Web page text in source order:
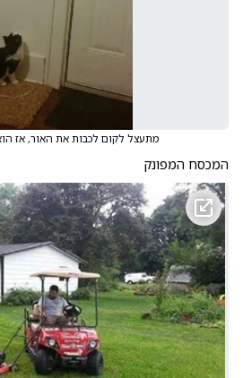
מתעצל לקום לכבות את האור, אז
המכסח המפונק